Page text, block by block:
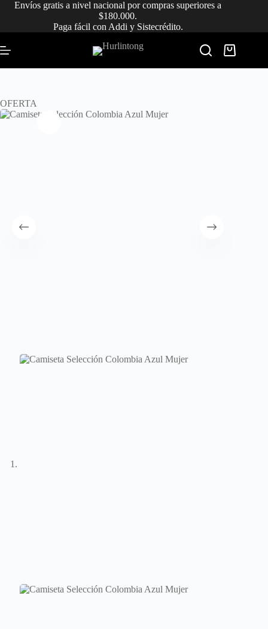
SaltarEnvíos gratis a nivel nacional por compras superiores a
$180.000.
Paga fácil con Addi y Sistecrédito.
Carro
de
compra
OFERTA